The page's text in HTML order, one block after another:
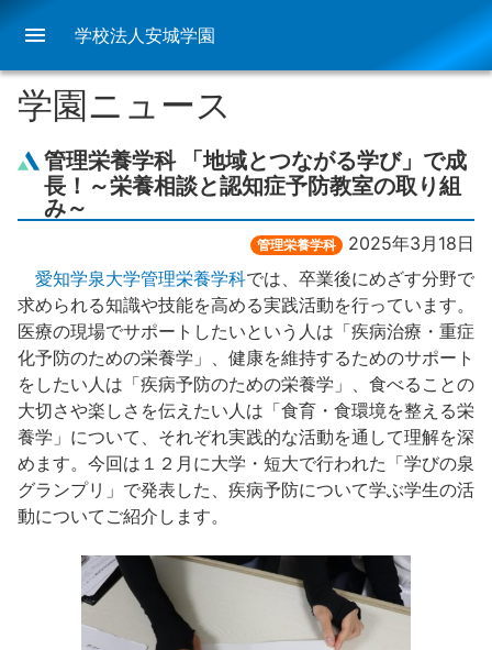
menu 学校法人安城学園
学園ニュース
管理栄養学科 「地域とつながる学び」で成
長！～栄養相談と認知症予防教室の取り組
み～
管理栄養学科
2025年3月18日
愛知学泉大学管理栄養学科では、卒業後にめざす分野で
求められる知識や技能を高める実践活動を行っています。
医療の現場でサポートしたいという人は「疾病治療・重症
化予防のための栄養学」、健康を維持するためのサポート
をしたい人は「疾病予防のための栄養学」、食べることの
大切さや楽しさを伝えたい人は「食育・食環境を整える栄
養学」について、それぞれ実践的な活動を通して理解を深
めます。今回は１２月に大学・短大で行われた「学びの泉
グランプリ」で発表した、疾病予防について学ぶ学生の活
動についてご紹介します。